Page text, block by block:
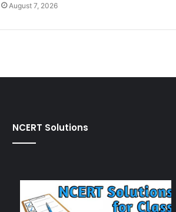
August 7, 2026
NCERT Solutions